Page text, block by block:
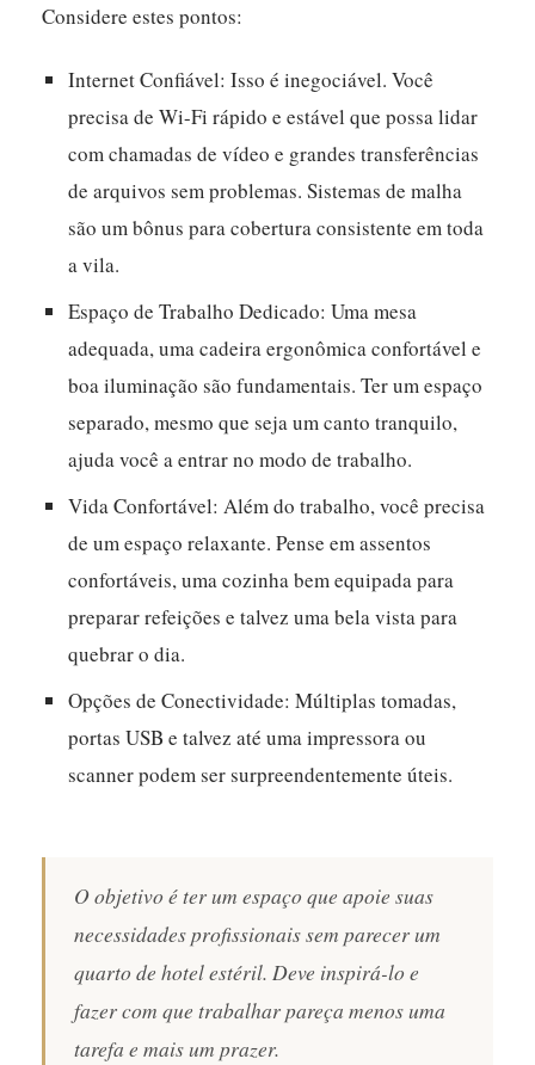
Considere estes pontos:
Internet Confiável: Isso é inegociável. Você
precisa de Wi-Fi rápido e estável que possa lidar
com chamadas de vídeo e grandes transferências
de arquivos sem problemas. Sistemas de malha
são um bônus para cobertura consistente em toda
a vila.
Espaço de Trabalho Dedicado: Uma mesa
adequada, uma cadeira ergonômica confortável e
boa iluminação são fundamentais. Ter um espaço
separado, mesmo que seja um canto tranquilo,
ajuda você a entrar no modo de trabalho.
Vida Confortável: Além do trabalho, você precisa
de um espaço relaxante. Pense em assentos
confortáveis, uma cozinha bem equipada para
preparar refeições e talvez uma bela vista para
quebrar o dia.
Opções de Conectividade: Múltiplas tomadas,
portas USB e talvez até uma impressora ou
scanner podem ser surpreendentemente úteis.
O objetivo é ter um espaço que apoie suas
necessidades profissionais sem parecer um
quarto de hotel estéril. Deve inspirá-lo e
fazer com que trabalhar pareça menos uma
tarefa e mais um prazer.